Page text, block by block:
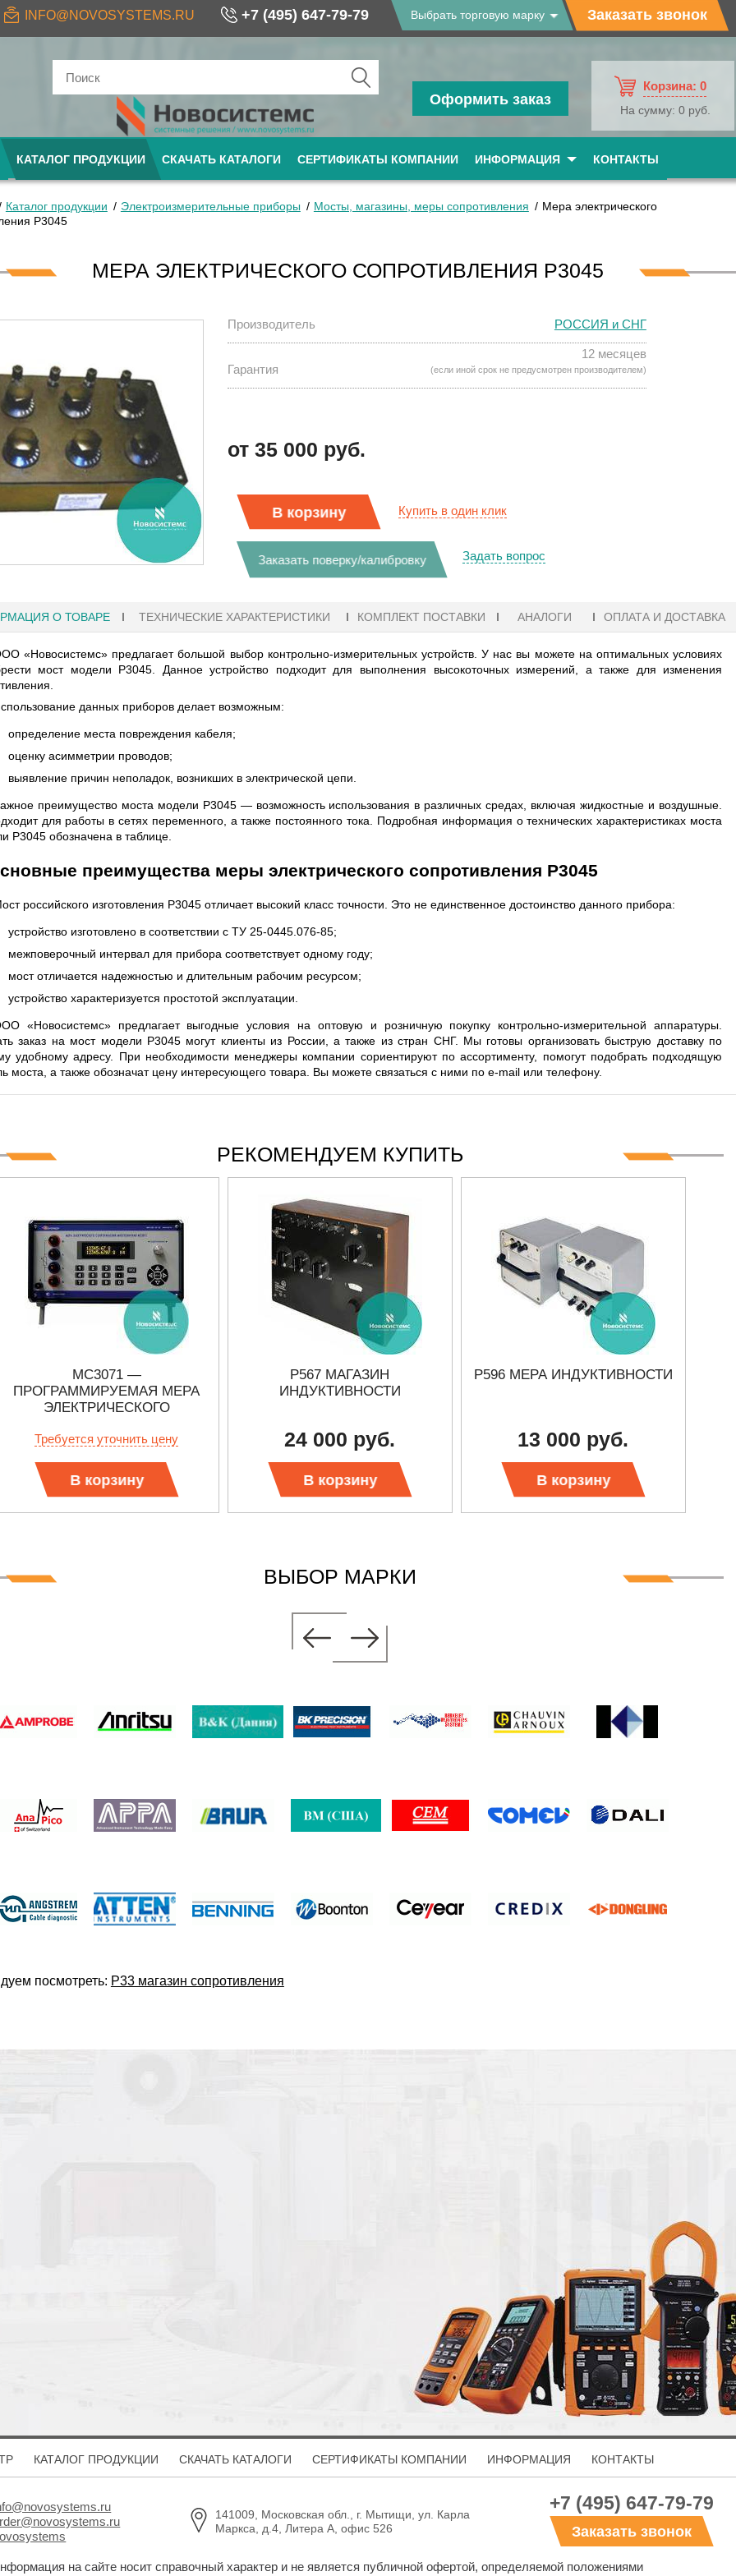
INFO@NOVOSYSTEMS.RU +7 (495) 647-79-79 Выбрать торговую марку Заказать звонок
Оформить заказ
Корзина: 0
На сумму: 0 руб.
КАТАЛОГ ПРОДУКЦИИ СКАЧАТЬ КАТАЛОГИ СЕРТИФИКАТЫ КОМПАНИИ ИНФОРМАЦИЯ КОНТАКТЫ
СЕРИИ UXR
КАБЕЛЕЙ И АНТЕНН, 100 КГЦ ДО 8 ГГЦ
(ГОСРЕЕСТР РФ)
Прочитать
Каталог продукции Электроизмерительные приборы Мосты, магазины, меры сопротивления
Мера электрического
Р3045
МЕРА ЭЛЕКТРИЧЕСКОГО СОПРОТИВЛЕНИЯ Р3045
Производитель РОССИЯ и СНГ
Гарантия
12 месяцев
(если иной срок не предусмотрен производителем)
от 35 000 руб.
В корзину Купить в один клик
Заказать поверку/калибровку Задать вопрос
О ТОВАРЕ ТЕХНИЧЕСКИЕ ХАРАКТЕРИСТИКИ КОМПЛЕКТ ПОСТАВКИ АНАЛОГИ ОПЛАТА И ДОСТАВКА
«Новосистемс» предлагает большой выбор контрольно-измерительных устройств. У нас вы можете на оптимальных условиях
мост модели Р3045. Данное устройство подходит для выполнения высокоточных измерений, а также для изменения
данных приборов делает возможным:
определение места повреждения кабеля;
оценку асимметрии проводов;
выявление причин неполадок, возникших в электрической цепи.
преимущество моста модели Р3045 — возможность использования в различных средах, включая жидкостные и воздушные.
для работы в сетях переменного, а также постоянного тока. Подробная информация о технических характеристиках моста
Р3045 обозначена в таблице.
преимущества меры электрического сопротивления Р3045
российского изготовления Р3045 отличает высокий класс точности. Это не единственное достоинство данного прибора:
устройство изготовлено в соответствии с ТУ 25-0445.076-85;
межповерочный интервал для прибора соответствует одному году;
мост отличается надежностью и длительным рабочим ресурсом;
устройство характеризуется простотой эксплуатации.
«Новосистемс» предлагает выгодные условия на оптовую и розничную покупку контрольно-измерительной аппаратуры.
заказ на мост модели Р3045 могут клиенты из России, а также из стран СНГ. Мы готовы организовать быструю доставку по
удобному адресу. При необходимости менеджеры компании сориентируют по ассортименту, помогут подобрать подходящую
моста, а также обозначат цену интересующего товара. Вы можете связаться с ними по e-mail или телефону.
РЕКОМЕНДУЕМ КУПИТЬ
МС3071 —
ПРОГРАММИРУЕМАЯ МЕРА
ЭЛЕКТРИЧЕСКОГО
МНОГОЗНАЧНАЯ
Требуется уточнить цену
В корзину
Р567 МАГАЗИН
ИНДУКТИВНОСТИ
24 000 руб.
В корзину
Р596 МЕРА ИНДУКТИВНОСТИ
13 000 руб.
В корзину
ВЫБОР МАРКИ
посмотреть: Р33 магазин сопротивления
КАТАЛОГ ПРОДУКЦИИ СКАЧАТЬ КАТАЛОГИ СЕРТИФИКАТЫ КОМПАНИИ ИНФОРМАЦИЯ КОНТАКТЫ
141009, Московская обл., г. Мытищи, ул. Карла
Маркса, д.4, Литера А, офис 526
+7 (495) 647-79-79
Заказать звонок
на сайте носит справочный характер и не является публичной офертой, определяемой положениями